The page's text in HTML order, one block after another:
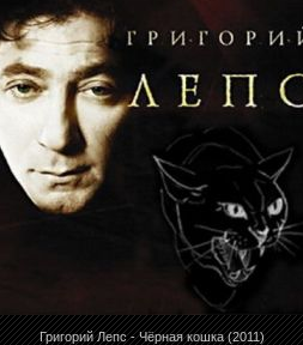
Григорий Лепс - Чёрная кошка (2011)